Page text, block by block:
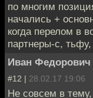
по многим
начались +
когда перелом в
партнеры-с,
Иван Федорович
#12 | 28.02.17 19:06
Не совсем в